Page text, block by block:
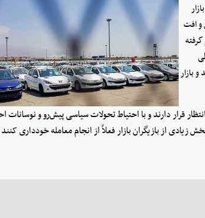
بازار
و افت
بازار
قرار دارند و با احتیاط تحولات سیاسی پیش‌رو و نوسانات
از بازیگران بازار فعلاً از انجام معامله خودداری کنند